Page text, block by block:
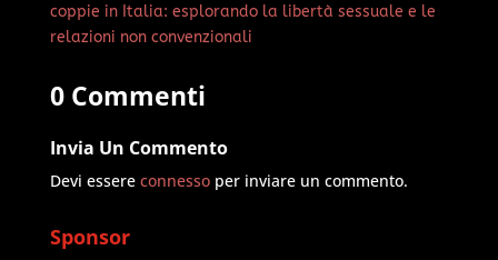
coppie in Italia: esplorando la libertà sessuale e le
relazioni non convenzionali
0 Commenti
Invia Un Commento
Devi essere connessoper inviare un commento.
Sponsor